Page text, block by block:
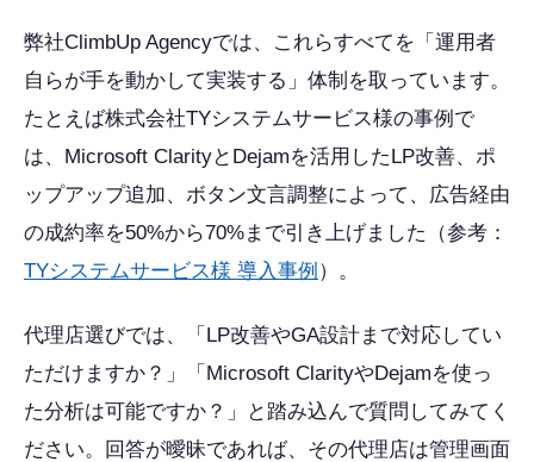
弊社ClimbUp Agencyでは、これらすべてを「運用者
自らが手を動かして実装する」体制を取っています。
たとえば株式会社TYシステムサービス様の事例で
は、Microsoft ClarityとDejamを活用したLP改善、ポ
ップアップ追加、ボタン文言調整によって、広告経由
の成約率を50%から70%まで引き上げました（参考：
TYシステムサービス様 導入事例 ）。
代理店選びでは、「LP改善やGA設計まで対応してい
ただけますか？」「Microsoft ClarityやDejamを使っ
た分析は可能ですか？」と踏み込んで質問してみてく
ださい。回答が曖昧であれば、その代理店は管理画面